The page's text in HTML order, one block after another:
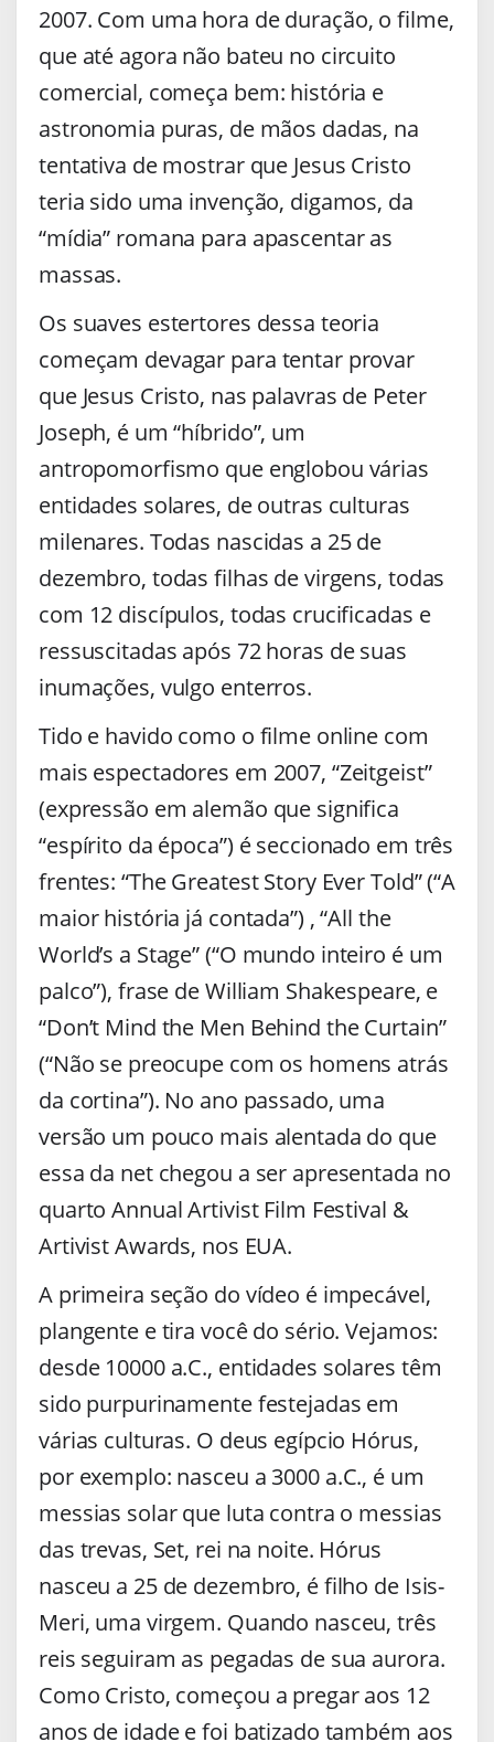
2007. Com uma hora de duração, o filme,
que até agora não bateu no circuito
comercial, começa bem: história e
astronomia puras, de mãos dadas, na
tentativa de mostrar que Jesus Cristo
teria sido uma invenção, digamos, da
“mídia” romana para apascentar as
massas.
Os suaves estertores dessa teoria
começam devagar para tentar provar
que Jesus Cristo, nas palavras de Peter
Joseph, é um “híbrido”, um
antropomorfismo que englobou várias
entidades solares, de outras culturas
milenares. Todas nascidas a 25 de
dezembro, todas filhas de virgens, todas
com 12 discípulos, todas crucificadas e
ressuscitadas após 72 horas de suas
inumações, vulgo enterros.
Tido e havido como o filme online com
mais espectadores em 2007, “Zeitgeist”
(expressão em alemão que significa
“espírito da época”) é seccionado em três
frentes: “The Greatest Story Ever Told” (“A
maior história já contada”) , “All the
World’s a Stage” (“O mundo inteiro é um
palco”), frase de William Shakespeare, e
“Don’t Mind the Men Behind the Curtain”
(“Não se preocupe com os homens atrás
da cortina”). No ano passado, uma
versão um pouco mais alentada do que
essa da net chegou a ser apresentada no
quarto Annual Artivist Film Festival &
Artivist Awards, nos EUA.
A primeira seção do vídeo é impecável,
plangente e tira você do sério. Vejamos:
desde 10000 a.C., entidades solares têm
sido purpurinamente festejadas em
várias culturas. O deus egípcio Hórus,
por exemplo: nasceu a 3000 a.C., é um
messias solar que luta contra o messias
das trevas, Set, rei na noite. Hórus
nasceu a 25 de dezembro, é filho de Isis-
Meri, uma virgem. Quando nasceu, três
reis seguiram as pegadas de sua aurora.
Como Cristo, começou a pregar aos 12
anos de idade e foi batizado também aos